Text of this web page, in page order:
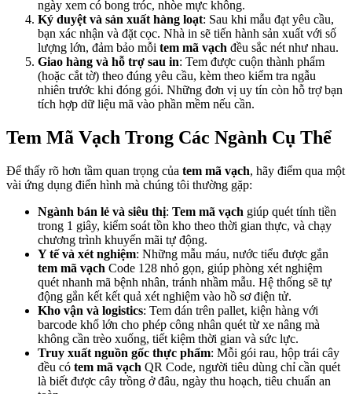
ngày xem có bong tróc, nhòe mực không.
Ký duyệt và sản xuất hàng loạt: Sau khi mẫu đạt yêu cầu,
bạn xác nhận và đặt cọc. Nhà in sẽ tiến hành sản xuất với số
lượng lớn, đảm bảo mỗi tem mã vạch đều sắc nét như nhau.
Giao hàng và hỗ trợ sau in: Tem được cuộn thành phẩm
(hoặc cắt tờ) theo đúng yêu cầu, kèm theo kiểm tra ngẫu
nhiên trước khi đóng gói. Những đơn vị uy tín còn hỗ trợ bạn
tích hợp dữ liệu mã vào phần mềm nếu cần.
Tem Mã Vạch Trong Các Ngành Cụ Thể
Để thấy rõ hơn tầm quan trọng của tem mã vạch, hãy điểm qua một
vài ứng dụng điển hình mà chúng tôi thường gặp:
Ngành bán lẻ và siêu thị: Tem mã vạch giúp quét tính tiền
trong 1 giây, kiểm soát tồn kho theo thời gian thực, và chạy
chương trình khuyến mãi tự động.
Y tế và xét nghiệm: Những mẫu máu, nước tiểu được gắn
tem mã vạch Code 128 nhỏ gọn, giúp phòng xét nghiệm
quét nhanh mã bệnh nhân, tránh nhầm mẫu. Hệ thống sẽ tự
động gắn kết kết quả xét nghiệm vào hồ sơ điện tử.
Kho vận và logistics: Tem dán trên pallet, kiện hàng với
barcode khổ lớn cho phép công nhân quét từ xe nâng mà
không cần trèo xuống, tiết kiệm thời gian và sức lực.
Truy xuất nguồn gốc thực phẩm: Mỗi gói rau, hộp trái cây
đều có tem mã vạch QR Code, người tiêu dùng chỉ cần quét
là biết được cây trồng ở đâu, ngày thu hoạch, tiêu chuẩn an